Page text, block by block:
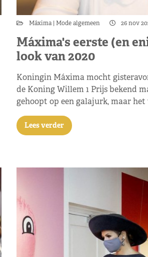
Máxima Mode algemeen 26 nov
Máxima's eerste (en
look van 2020
Koningin Máxima mocht
de Koning Willem 1 Prijs bekend
gehoopt op een galajurk, maar
Lees verder